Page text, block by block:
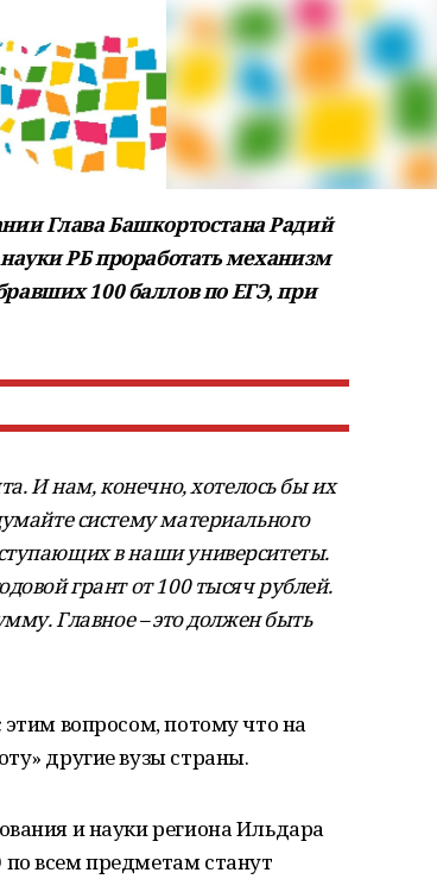
Глава Башкортостана Радий
РБ проработать механизм
100 баллов по ЕГЭ, при
И нам, конечно, хотелось бы их
систему материального
в наши университеты.
грант от 100 тысяч рублей.
Главное – это должен быть
этим вопросом, потому что на
другие вузы страны.
и науки региона Ильдара
всем предметам станут